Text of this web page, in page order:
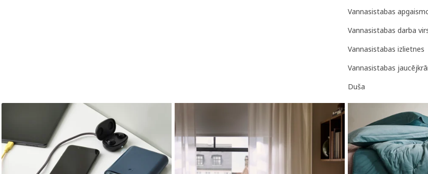
Vannasistabas
Vannasistabas darba
Vannasistabas izlietnes
Vannasistabas
Duša